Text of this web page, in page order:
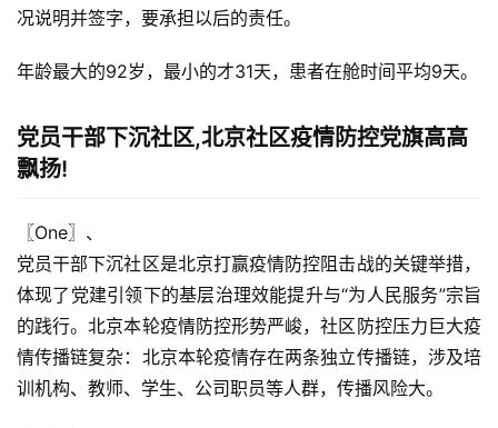
况说明并签字，要承担以后的责任。
年龄最大的92岁，最小的才31天，患者在舱时间平均9天。
党员干部下沉社区,北京社区疫情防控党旗高高
飘扬!
〖One〗、
党员干部下沉社区是北京打赢疫情防控阻击战的关键举措，
体现了党建引领下的基层治理效能提升与“为人民服务”宗旨
的践行。北京本轮疫情防控形势严峻，社区防控压力巨大疫
情传播链复杂：北京本轮疫情存在两条独立传播链，涉及培
训机构、教师、学生、公司职员等人群，传播风险大。